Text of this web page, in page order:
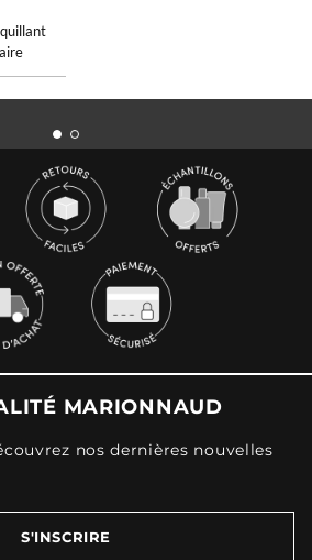
MARIONNAUD
nos dernières nouvelles
S'INSCRIRE